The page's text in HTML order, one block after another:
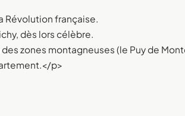
Révolution française.
dès lors célèbre.
zones montagneuses (le Puy de
p>